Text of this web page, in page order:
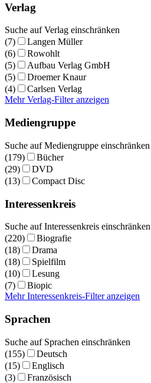
Verlag
Suche auf Verlag einschränken
(7)
Langen Müller
(6)
Rowohlt
(5)
Aufbau Verlag GmbH
(5)
Droemer Knaur
(4)
Carlsen Verlag
Mehr Verlag-Filter anzeigen
Mediengruppe
Suche auf Mediengruppe einschränken
(179)
Bücher
(29)
DVD
(13)
Compact Disc
Interessenkreis
Suche auf Interessenkreis einschränken
(220)
Biografie
(18)
Drama
(18)
Spielfilm
(10)
Lesung
(7)
Biopic
Mehr Interessenkreis-Filter anzeigen
Sprachen
Suche auf Sprachen einschränken
(155)
Deutsch
(15)
Englisch
(3)
Französisch